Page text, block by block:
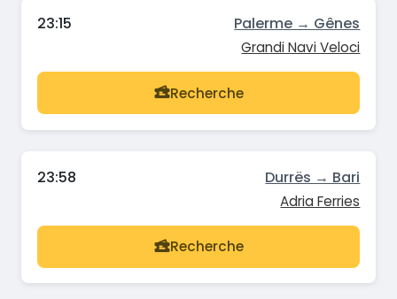
23:15 Palerme → Gênes
Grandi Navi Veloci
Recherche
23:58 Durrës → Bari
Adria Ferries
Recherche